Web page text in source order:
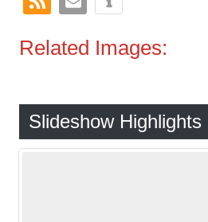
Related Images:
Slideshow Highlights